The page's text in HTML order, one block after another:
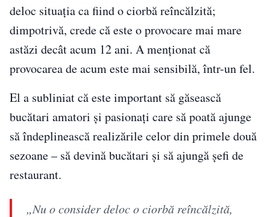
deloc situația ca fiind o ciorbă reîncălzită;
dimpotrivă, crede că este o provocare mai mare
astăzi decât acum 12 ani. A menționat că
provocarea de acum este mai sensibilă, într-un fel.
El a subliniat că este important să găsească
bucătari amatori și pasionați care să poată ajunge
să îndeplinească realizările celor din primele două
sezoane – să devină bucătari și să ajungă șefi de
restaurant.
„Nu o consider deloc o ciorbă reîncălzită,